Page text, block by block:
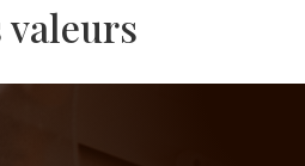
valeurs